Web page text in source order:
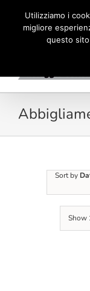
content
Tel./Fax
Sort by
Show
Utilizziamo i
migliore
questo